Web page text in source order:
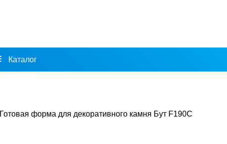
Каталог
Готовая форма для декоративного камня Бут F190C